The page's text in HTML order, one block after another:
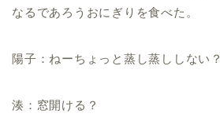
なるであろうおにぎりを食べた。
陽子：ねーちょっと蒸し蒸ししない？
湊：窓開ける？